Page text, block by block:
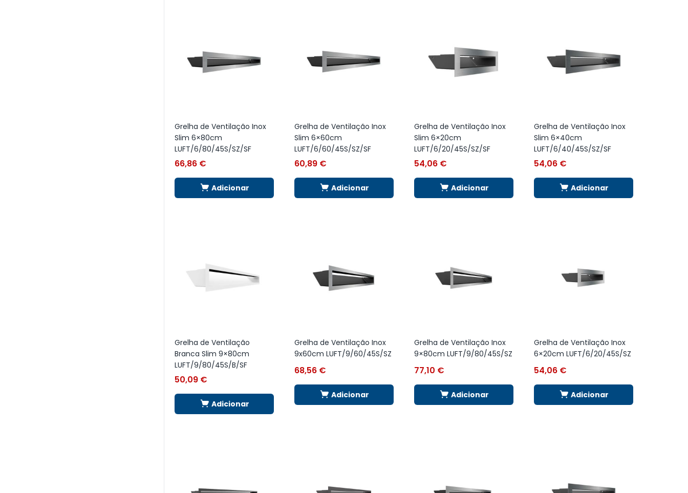
Grelha de Ventilação Inox
Slim 6×80cm
LUFT/6/80/45S/SZ/SF
66,86 €
Adicionar
Grelha de Ventilação Inox
Slim 6×60cm
LUFT/6/60/45S/SZ/SF
60,89 €
Adicionar
Grelha de Ventilação Inox
Slim 6×20cm
LUFT/6/20/45S/SZ/SF
54,06 €
Adicionar
Grelha de Ventilação Inox
Slim 6×40cm
LUFT/6/40/45S/SZ/SF
54,06 €
Adicionar
Grelha de Ventilação
Branca Slim 9×80cm
LUFT/9/80/45S/B/SF
50,09 €
Adicionar
Grelha de Ventilação Inox
9x60cm LUFT/9/60/45S/SZ
68,56 €
Adicionar
Grelha de Ventilação Inox
9×80cm LUFT/9/80/45S/SZ
77,10 €
Adicionar
Grelha de Ventilação Inox
6×20cm LUFT/6/20/45S/SZ
54,06 €
Adicionar